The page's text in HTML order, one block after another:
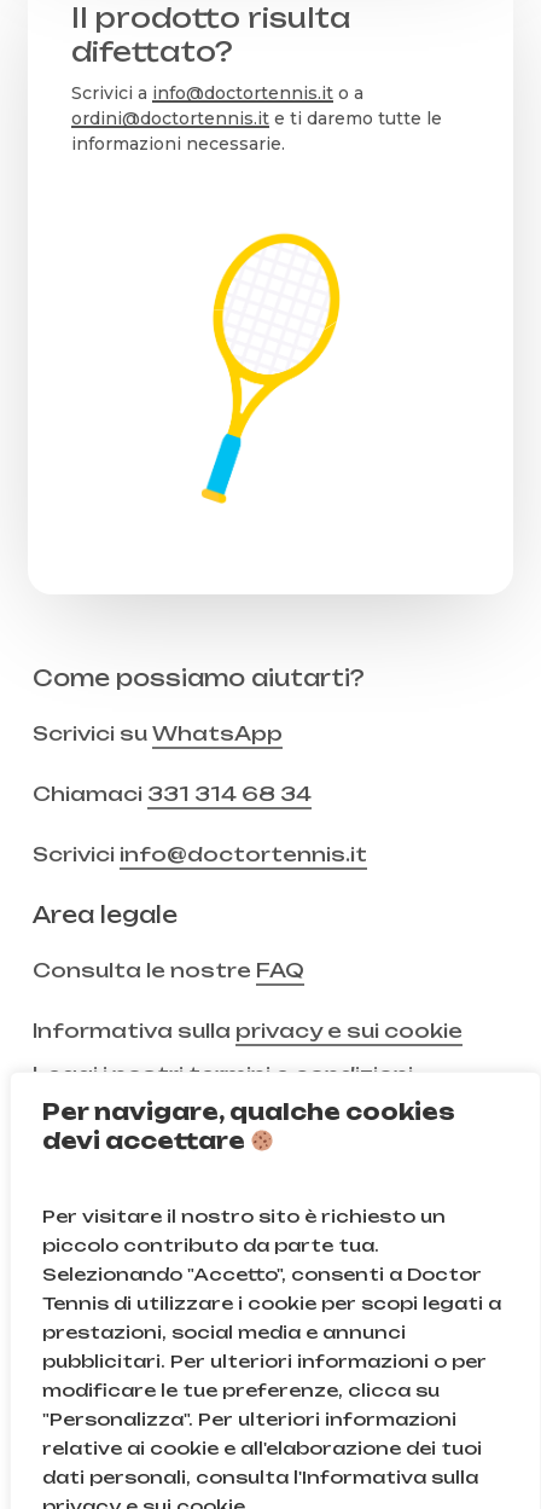
Per navigare, qualche cookies
devi accettare
Per visitare il nostro sito è richiesto un
piccolo contributo da parte tua.
Selezionando "Accetto", consenti a Doctor
Tennis di utilizzare i cookie per scopi legati a
prestazioni, social media e annunci
pubblicitari. Per ulteriori informazioni o per
modificare le tue preferenze, clicca su
"Personalizza". Per ulteriori informazioni
relative ai cookie e all'elaborazione dei tuoi
dati personali, consulta l'Informativa sulla
Subtotale:
Il prodotto risulta
difettato?
Scrivici a info@doctortennis.ito a
ordini@doctortennis.ite ti daremo tutte le
informazioni necessarie.
Come possiamo aiutarti?
Scrivici suWhatsApp
Chiamaci 331 314 68 34
Scrivici info@doctortennis.it
Area legale
Consulta le nostre FAQ
Informativa sulla privacy e sui cookie
Leggi i nostri termini e condizioni
Instagram Facebook
TikTok
© Doctor Tennis | B&D S.r.l.s. | P.iva 08709820966 |
Sede Legale: Via Gallarate 131, 20151, Milano (MI) | Cod.
Fisc. e n.iscr. al Reg. Imprese di Milano: 08709820966
| REA: MI – 2043895